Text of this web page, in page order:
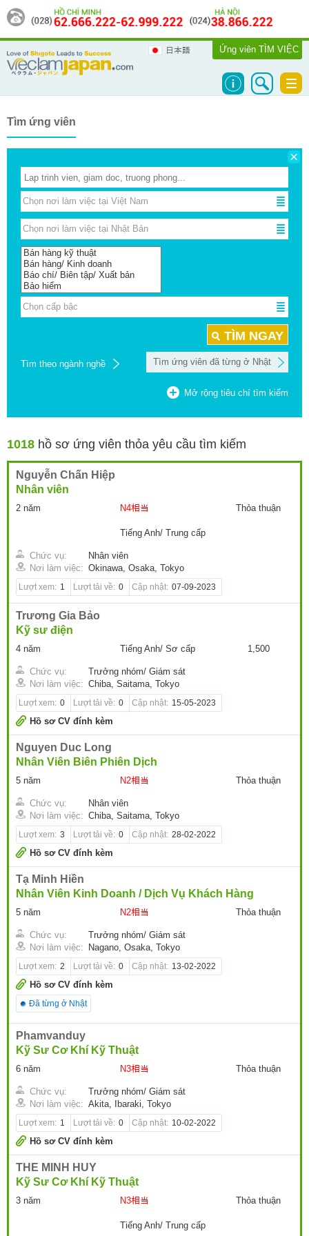
日本語 Ứng viên TÌM VIỆC
Tìm ứng viên
×
Chọn nơi làm việc tại Việt Nam
Chọn nơi làm việc tại Việt Nam
Chọn nơi làm việc tại Nhật Bản
Chọn nơi làm việc tại Nhật Bản
Chọn cấp bậc
Chọn cấp bậc
TÌM NGAY
Tìm theo ngành nghề Tìm ứng viên đã từng ở Nhật
Mở rộng tiêu chí tìm kiếm
1018 hồ sơ ứng viên thỏa yêu cầu tìm kiếm
Nguyễn Chấn Hiệp
Nhân viên
2 năm N4相当
Tiếng Anh/ Trung cấp
Thỏa thuận
Chức vụ:
Nhân viên
Nơi làm việc: Okinawa, Osaka, Tokyo
Lượt xem: 1 Lượt tải về: 0 Cập nhật: 07-09-2023
Trương Gia Bảo
Kỹ sư điện
4 năm Tiếng Anh/ Sơ cấp 1,500
Chức vụ:
Trưởng nhóm/ Giám sát
Nơi làm việc: Chiba, Saitama, Tokyo
Lượt xem: 0 Lượt tải về: 0 Cập nhật: 15-05-2023
Hồ sơ CV đính kèm
Nguyen Duc Long
Nhân Viên Biên Phiên Dịch
5 năm N2相当 Thỏa thuận
Chức vụ:
Nhân viên
Nơi làm việc: Chiba, Saitama, Tokyo
Lượt xem: 3 Lượt tải về: 0 Cập nhật: 28-02-2022
Hồ sơ CV đính kèm
Tạ Minh Hiền
Nhân Viên Kinh Doanh / Dịch Vụ Khách Hàng
5 năm N2相当 Thỏa thuận
Chức vụ:
Trưởng nhóm/ Giám sát
Nơi làm việc:
Nagano, Osaka, Tokyo
Lượt xem: 2 Lượt tải về: 0 Cập nhật: 13-02-2022
Hồ sơ CV đính kèm
Đã từng ở Nhật
Phamvanduy
Kỹ Sư Cơ Khí Kỹ Thuật
6 năm N3相当 Thỏa thuận
Chức vụ:
Trưởng nhóm/ Giám sát
Nơi làm việc: Akita, Ibaraki, Tokyo
Lượt xem: 1 Lượt tải về: 0 Cập nhật: 10-02-2022
Hồ sơ CV đính kèm
THE MINH HUY
Kỹ Sư Cơ Khí Kỹ Thuật
3 năm N3相当
Tiếng Anh/ Trung cấp
Thỏa thuận